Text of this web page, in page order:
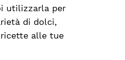
utilizzarla per
di dolci,
alle tue